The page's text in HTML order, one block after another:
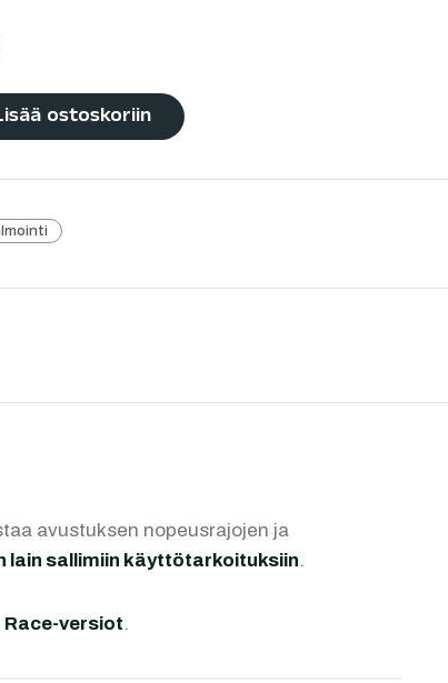
ostoskoriin
avustuksen nopeusrajojen ja
lain sallimiin käyttötarkoituksiin.
Race-versiot.